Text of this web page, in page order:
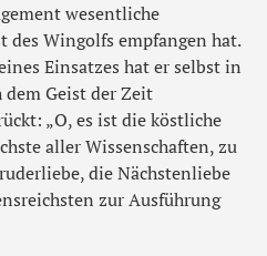
wesentliche
des Wingolfs empfangen hat.
Einsatzes hat er selbst in
Geist der Zeit
„O, es ist die köstliche
aller Wissenschaften, zu
die Nächstenliebe
zur Ausführung